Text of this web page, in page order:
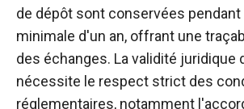
de dépôt sont conservées pendant
minimale d'un an, offrant une
des échanges. La validité juridique
nécessite le respect strict des
réglementaires, notamment